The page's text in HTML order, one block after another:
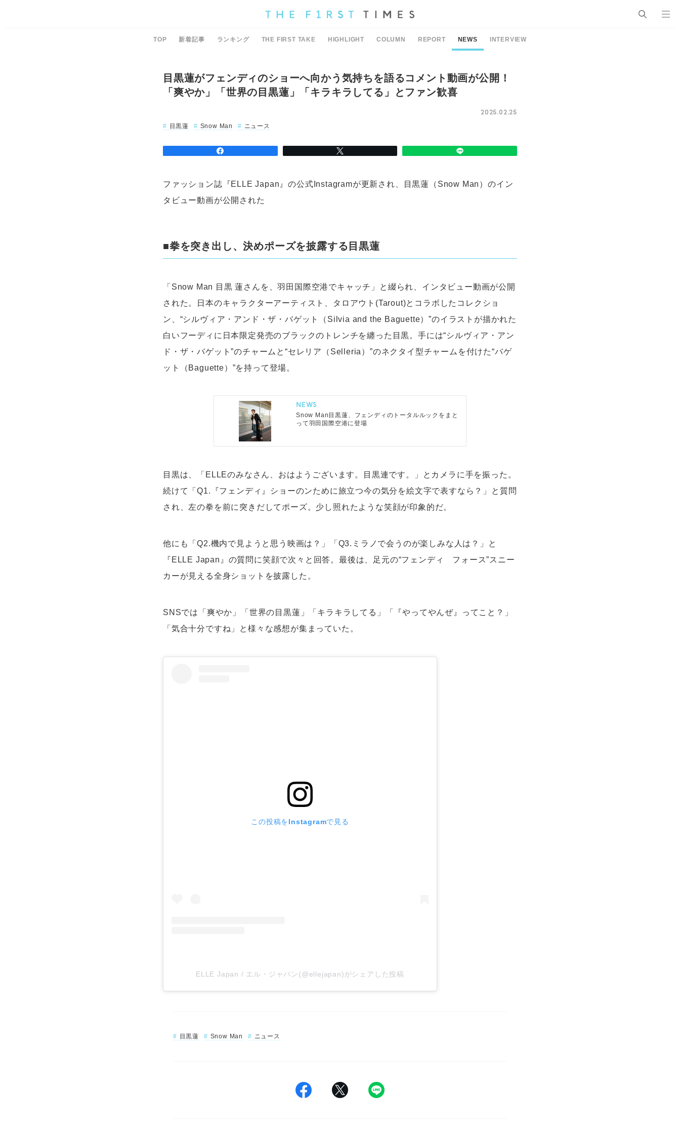
TOP 新着記事 ランキング THE FIRST TAKE HIGHLIGHT COLUMN REPORT NEWS INTERVIEW
目黒蓮がフェンディのショーへ向かう気持ちを語るコメント動画が公開！
「爽やか」「世界の目黒蓮」「キラキラしてる」とファン歓喜
2025.02.25
目黒蓮
Snow Man ニュース
ファッション誌『ELLE Japan』の公式Instagramが更新され、目黒蓮（Snow Man）のイン
タビュー動画が公開された
■拳を突き出し、決めポーズを披露する目黒蓮
「Snow Man 目黒 蓮さんを、羽田国際空港でキャッチ」と綴られ、インタビュー動画が公開
された。日本のキャラクターアーティスト、タロアウト(Tarout)とコラボしたコレクショ
ン、“シルヴィア・アンド・ザ・バゲット（Silvia and the Baguette）”のイラストが描かれた
白いフーディに日本限定発売のブラックのトレンチを纏った目黒。手には“シルヴィア・アン
ド・ザ・バゲット”のチャームと“セレリア（Selleria）”のネクタイ型チャームを付けた“バゲ
ット（Baguette）”を持って登場。
NEWS
Snow Man目黒蓮、フェンディのトータルルックをまと
って羽田国際空港に登場
目黒は、「ELLEのみなさん、おはようございます。目黒連です。」とカメラに手を振った。
続けて「Q1.『フェンディ』ショーのンために旅立つ今の気分を絵文字で表すなら？」と質問
され、左の拳を前に突きだしてポーズ。少し照れたような笑顔が印象的だ。
他にも「Q2.機内で見ようと思う映画は？」「Q3.ミラノで会うのが楽しみな人は？」と
『ELLE Japan』の質問に笑顔で次々と回答。最後は、足元の“フェンディ フォース”スニー
カーが見える全身ショットを披露した。
SNSでは「爽やか」「世界の目黒蓮」「キラキラしてる」「『やってやんぜ』ってこと？」
「気合十分ですね」と様々な感想が集まっていた。
この投稿をInstagramで見る
ELLE Japan / エル・ジャパン(@ellejapan)がシェアした投稿
目黒蓮 Snow Man ニュース